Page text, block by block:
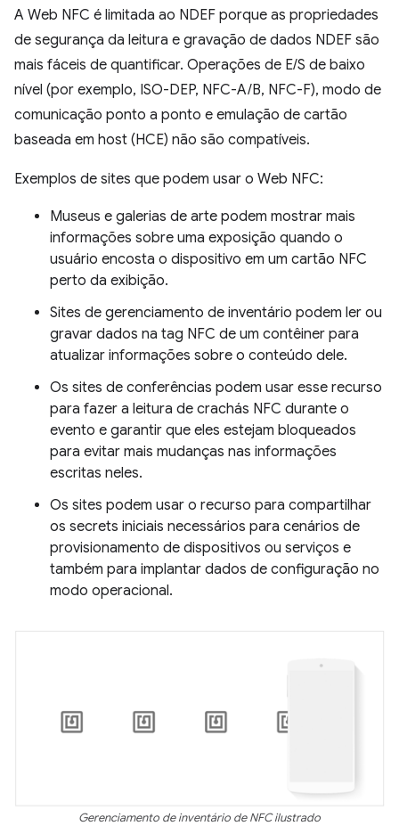
A Web NFC é limitada ao NDEF porque as propriedades
de segurança da leitura e gravação de dados NDEF são
mais fáceis de quantificar. Operações de E/S de baixo
nível (por exemplo, ISO-DEP, NFC-A/B, NFC-F), modo de
comunicação ponto a ponto e emulação de cartão
baseada em host (HCE) não são compatíveis.
Exemplos de sites que podem usar o Web NFC:
Museus e galerias de arte podem mostrar mais
informações sobre uma exposição quando o
usuário encosta o dispositivo em um cartão NFC
perto da exibição.
Sites de gerenciamento de inventário podem ler ou
gravar dados na tag NFC de um contêiner para
atualizar informações sobre o conteúdo dele.
Os sites de conferências podem usar esse recurso
para fazer a leitura de crachás NFC durante o
evento e garantir que eles estejam bloqueados
para evitar mais mudanças nas informações
escritas neles.
Os sites podem usar o recurso para compartilhar
os secrets iniciais necessários para cenários de
provisionamento de dispositivos ou serviços e
também para implantar dados de configuração no
modo operacional.
Gerenciamento de inventário de NFC ilustrado